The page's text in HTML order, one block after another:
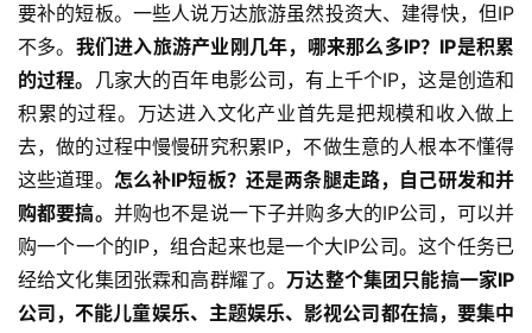
要补的短板。一些人说万达旅游虽然投资大、建得快，但IP
不多。 我们进入旅游产业刚几年，哪来那么多IP？IP是积累
的过程。 几家大的百年电影公司，有上千个IP，这是创造和
积累的过程。万达进入文化产业首先是把规模和收入做上
去，做的过程中慢慢研究积累IP，不做生意的人根本不懂得
这些道理。 怎么补IP短板？还是两条腿走路，自己研发和并
购都要搞。 并购也不是说一下子并购多大的IP公司，可以并
购一个一个的IP，组合起来也是一个大IP公司。这个任务已
经给文化集团张霖和高群耀了。 万达整个集团只能搞一家IP
公司，不能儿童娱乐、主题娱乐、影视公司都在搞，要集中